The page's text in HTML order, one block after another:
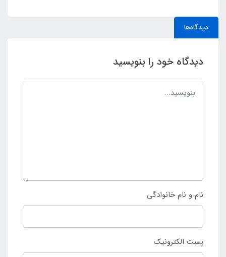
دیدگاه‌ها
دیدگاه خود را بنویسید
نام و نام خانوادگی
پست الکترونیک